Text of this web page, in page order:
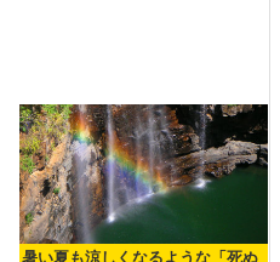
暑い夏も涼しくなるような「死ぬ